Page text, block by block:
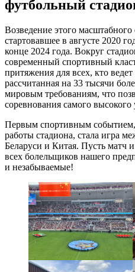
футбольный
Возведение этого масштабного
стартовавшее в августе 2020
конце 2024 года. Вокруг
современный спортивный
притяжения для всех, кто
рассчитанная на 33 тысячи
мировым требованиям, что
соревнования самого высокого
Первым спортивным
работы стадиона, стала игра
Беларуси и Китая. Пусть матч
всех болельщиков нашего
и незабываемые!